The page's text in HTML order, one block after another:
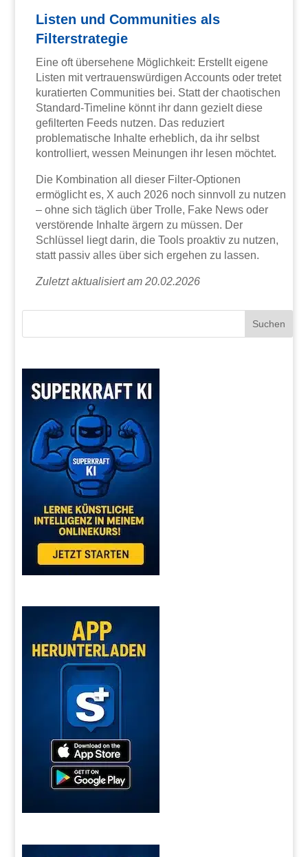
Listen und Communities als
Filterstrategie
Eine oft übersehene Möglichkeit: Erstellt eigene
Listen mit vertrauenswürdigen Accounts oder tretet
kuratierten Communities bei. Statt der chaotischen
Standard-Timeline könnt ihr dann gezielt diese
gefilterten Feeds nutzen. Das reduziert
problematische Inhalte erheblich, da ihr selbst
kontrolliert, wessen Meinungen ihr lesen möchtet.
Die Kombination all dieser Filter-Optionen
ermöglicht es, X auch 2026 noch sinnvoll zu nutzen
– ohne sich täglich über Trolle, Fake News oder
verstörende Inhalte ärgern zu müssen. Der
Schlüssel liegt darin, die Tools proaktiv zu nutzen,
statt passiv alles über sich ergehen zu lassen.
Zuletzt aktualisiert am 20.02.2026